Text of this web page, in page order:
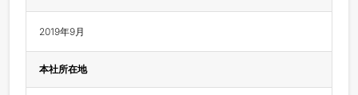
2019年9月
本社所在地